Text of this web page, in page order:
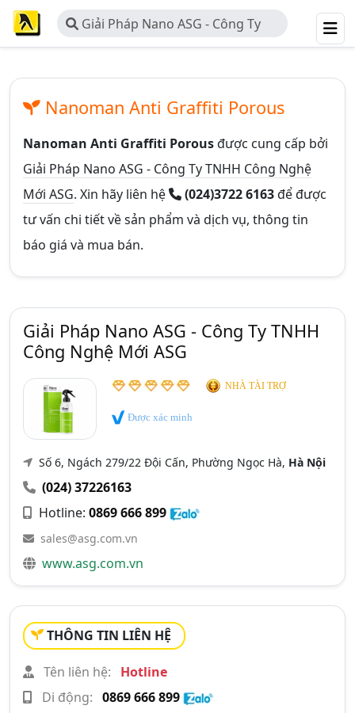
Giải Pháp Nano ASG - Công Ty
TNHH Công Nghệ Mới ASG
Nanoman Anti Graffiti Porous
Nanoman Anti Graffiti Porousđược cung cấp bởi
Giải Pháp Nano ASG - Công Ty TNHH Công Nghệ
Mới ASG. Xin hãy liên hệ (024)3722 6163để được
tư vấn chi tiết về sản phẩm và dịch vụ, thông tin
báo giá và mua bán.
Giải Pháp Nano ASG - Công Ty TNHH
Công Nghệ Mới ASG
NHÀ TÀI TRỢ
Được xác minh
Số 6, Ngách 279/22 Đội Cấn, Phường Ngọc Hà, Hà Nội
(024) 37226163
Hotline: 0869 666 899
sales@asg.com.vn
www.asg.com.vn
THÔNG TIN LIÊN HỆ
Tên liên hệ:
Hotline
Di động: 0869 666 899